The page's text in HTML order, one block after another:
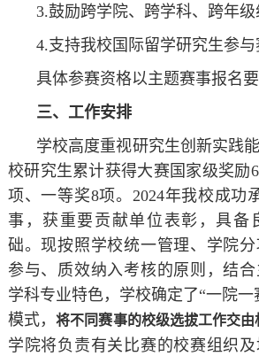
3.鼓励跨学院、跨学科、跨年
4.支持我校国际留学研究生参
具体参赛资格以主题赛事报名要
三、工作安排
学校高度重视研究生创新实践
校研究生累计获得大赛国家级奖励
项、一等奖8项。2024年我校成功
事，获重要贡献单位表彰，具备
础。现按照学校统一管理、学院
参与、质效纳入考核的原则，结
学科专业特色，学校确定了“一院
模式，将不同赛事的校级选拔工作交
学院将负责有关比赛的校赛组织